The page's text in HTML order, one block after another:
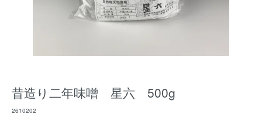
昔造り二年味噌 星六 500g
2610202